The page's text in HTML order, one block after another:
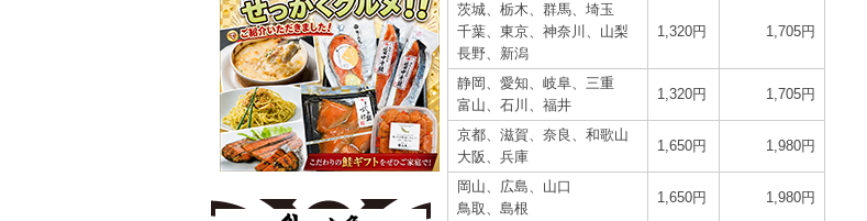
茨城、栃木、群馬、埼玉
千葉、東京、神奈川、山梨
長野、新潟
1,320円 1,705円
静岡、愛知、岐阜、三重
富山、石川、福井
1,320円 1,705円
京都、滋賀、奈良、和歌山
大阪、兵庫
1,650円 1,980円
岡山、広島、山口
鳥取、島根
1,650円 1,980円